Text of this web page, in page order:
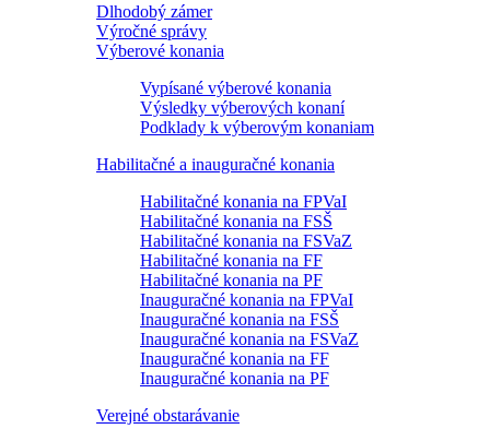
Dlhodobý zámer
Výročné správy
Výberové konania
Vypísané výberové konania
Výsledky výberových konaní
Podklady k výberovým konaniam
Habilitačné a inauguračné konania
Habilitačné konania na FPVaI
Habilitačné konania na FSŠ
Habilitačné konania na FSVaZ
Habilitačné konania na FF
Habilitačné konania na PF
Inauguračné konania na FPVaI
Inauguračné konania na FSŠ
Inauguračné konania na FSVaZ
Inauguračné konania na FF
Inauguračné konania na PF
Verejné obstarávanie